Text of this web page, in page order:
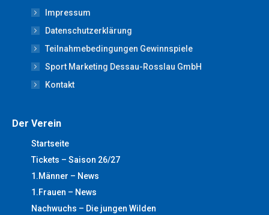
new
window
in
new
window
in
new
window
in
new
window
new
window
Impressum
Datenschutzerklärung
Teilnahmebedingungen Gewinnspiele
Sport Marketing Dessau-Rosslau GmbH
Kontakt
Der Verein
Startseite
Tickets – Saison 26/27
1.Männer – News
1.Frauen – News
Nachwuchs – Die jungen Wilden